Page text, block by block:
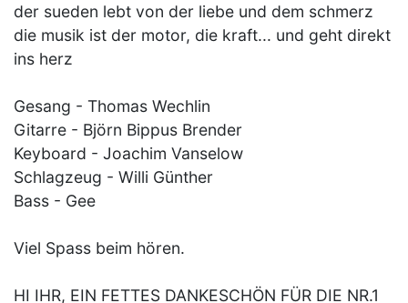
der sueden lebt von der liebe und dem schmerz
die musik ist der motor, die kraft... und geht direkt
ins herz
Gesang - Thomas Wechlin
Gitarre - Björn Bippus Brender
Keyboard - Joachim Vanselow
Schlagzeug - Willi Günther
Bass - Gee
Viel Spass beim hören.
HI IHR, EIN FETTES DANKESCHÖN FÜR DIE NR.1